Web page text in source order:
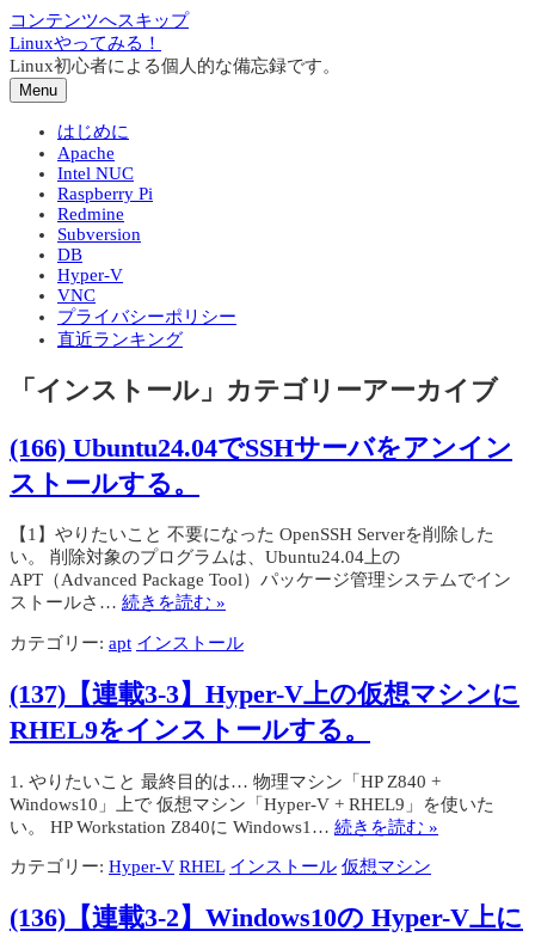
コンテンツへスキップ
Linuxやってみる！
Linux初心者による個人的な備忘録です。
Menu
はじめに
Apache
Intel NUC
Raspberry Pi
Redmine
Subversion
DB
Hyper-V
VNC
プライバシーポリシー
直近ランキング
「 インストール 」カテゴリーアーカイブ
(166) Ubuntu24.04でSSHサーバをアンイン
ストールする。
【1】やりたいこと 不要になった OpenSSH Serverを削除した
い。 削除対象のプログラムは、Ubuntu24.04上の
APT（Advanced Package Tool）パッケージ管理システムでイン
ストールさ… 続きを読む »
カテゴリー: apt インストール
(137)【連載3-3】Hyper-V上の仮想マシンに
RHEL9をインストールする。
1. やりたいこと 最終目的は… 物理マシン「HP Z840 +
Windows10」上で 仮想マシン「Hyper-V + RHEL9」を使いた
い。 HP Workstation Z840に Windows1… 続きを読む »
カテゴリー: Hyper-V RHEL インストール 仮想マシン
(136)【連載3-2】Windows10の Hyper-V上に